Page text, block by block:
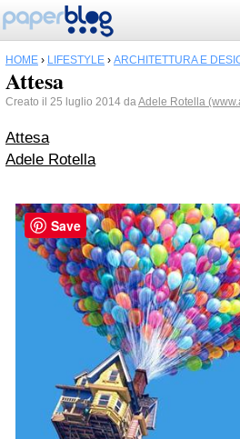
HOME › LIFESTYLE › ARCHITETTURA E
Attesa
Creato il 25 luglio 2014 daAdele Rotella
Attesa
Adele Rotella
Save